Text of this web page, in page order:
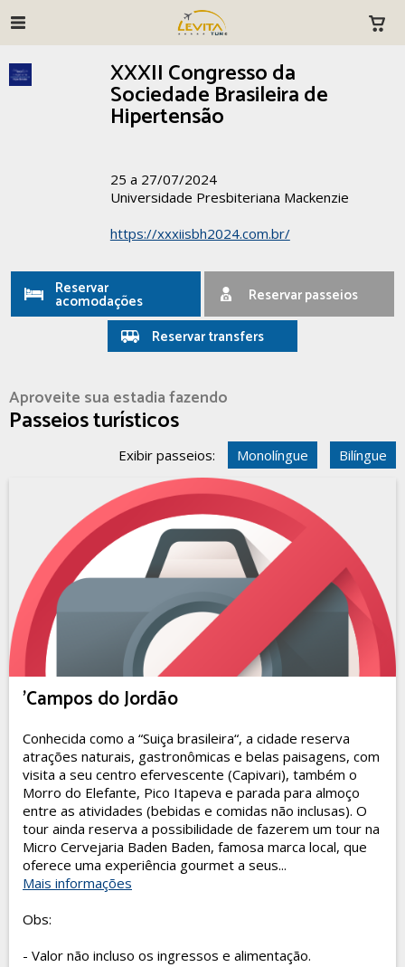
XXXII Congresso da
Sociedade Brasileira de
Hipertensão
25 a 27/07/2024
Universidade Presbiteriana Mackenzie
https://xxxiisbh2024.com.br/
Reservar
acomodações
Reservar passeios
Reservar transfers
Aproveite sua estadia fazendo
Passeios turísticos
Exibir passeios: Monolíngue Bilíngue
'Campos do Jordão
Conhecida como a “Suiça brasileira“, a cidade reserva
atrações naturais, gastronômicas e belas paisagens, com
visita a seu centro efervescente (Capivari), também o
Morro do Elefante, Pico Itapeva e parada para almoço
entre as atividades (bebidas e comidas não inclusas). O
tour ainda reserva a possibilidade de fazerem um tour na
Micro Cervejaria Baden Baden, famosa marca local, que
oferece uma experiência gourmet a seus...
Mais informações
Obs:
- Valor não incluso os ingressos e alimentação.